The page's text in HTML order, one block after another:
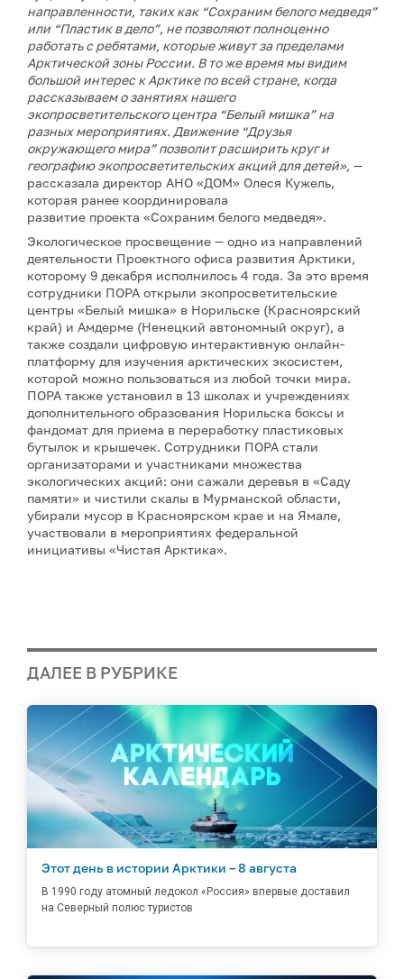
направленности, таких как “Сохраним белого медведя”
или “Пластик в дело”, не позволяют полноценно
работать с ребятами, которые живут за пределами
Арктической зоны России. В то же время мы видим
большой интерес к Арктике по всей стране, когда
рассказываем о занятиях нашего
экопросветительского центра “Белый мишка” на
разных мероприятиях. Движение “Друзья
окружающего мира” позволит расширить круг и
географию экопросветительских акций для детей», —
рассказала директор АНО «ДОМ» Олеся Кужель,
которая ранее координировала
развитие проекта «Сохраним белого медведя».
Экологическое просвещение — одно из направлений
деятельности Проектного офиса развития Арктики,
которому 9 декабря исполнилось 4 года. За это время
сотрудники ПОРА открыли экопросветительские
центры «Белый мишка» в Норильске (Красноярский
край) и Амдерме (Ненецкий автономный округ), а
также создали цифровую интерактивную онлайн-
платформу для изучения арктических экосистем,
которой можно пользоваться из любой точки мира.
ПОРА также установил в 13 школах и учреждениях
дополнительного образования Норильска боксы и
фандомат для приема в переработку пластиковых
бутылок и крышечек. Сотрудники ПОРА стали
организаторами и участниками множества
экологических акций: они сажали деревья в «Саду
памяти» и чистили скалы в Мурманской области,
убирали мусор в Красноярском крае и на Ямале,
участвовали в мероприятиях федеральной
инициативы «Чистая Арктика».
ДАЛЕЕ В РУБРИКЕ
Этот день в истории Арктики – 8 августа
В 1990 году атомный ледокол «Россия» впервые доставил
на Северный полюс туристов